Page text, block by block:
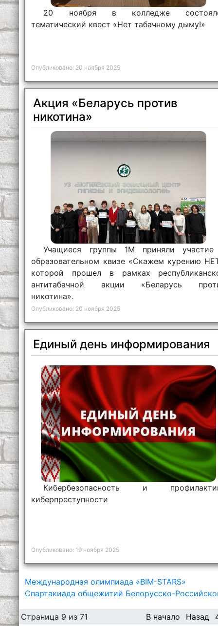
20 ноября в колледже
тематический квест «Нет табачному дыму!»
Опубликовано: 20 ноября 2025
Акция «Беларусь против
никотина»
Учащиеся группы 1М приняли
образовательном квизе «Скажем курению
которой прошел в рамках
антитабачной акции «Беларусь
никотина».
Опубликовано: 20 ноября 2025
Единый день информирования
Кибербезопасность и
киберпреступности
Опубликовано: 19 ноября 2025
Международная олимпиада «BIM-STARS»
Спартакиада общежитий Белорусско-
Страница 9 из 71 В начало Назад